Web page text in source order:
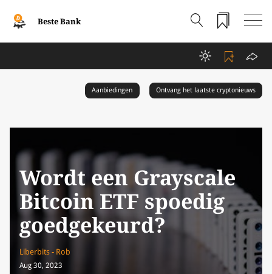
Beste Bank
Aanbiedingen Ontvang het laatste cryptonieuws
Wordt een Grayscale
Bitcoin ETF spoedig
goedgekeurd?
Liberbits - Rob
Aug 30, 2023